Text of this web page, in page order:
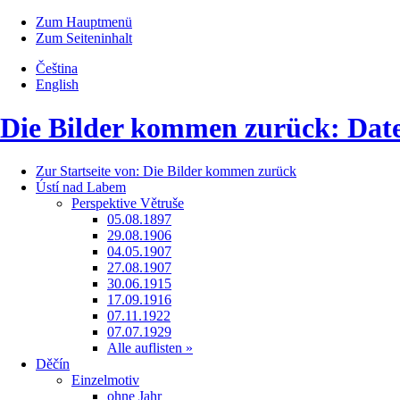
Zum Hauptmenü
Zum Seiteninhalt
Čeština
English
Die Bilder kommen zurück:
Zur Startseite von: Die Bilder kommen zurück
Ústí nad Labem
Perspektive Větruše
05.08.1897
29.08.1906
04.05.1907
27.08.1907
30.06.1915
17.09.1916
07.11.1922
07.07.1929
Alle auflisten »
Děčín
Einzelmotiv
ohne Jahr